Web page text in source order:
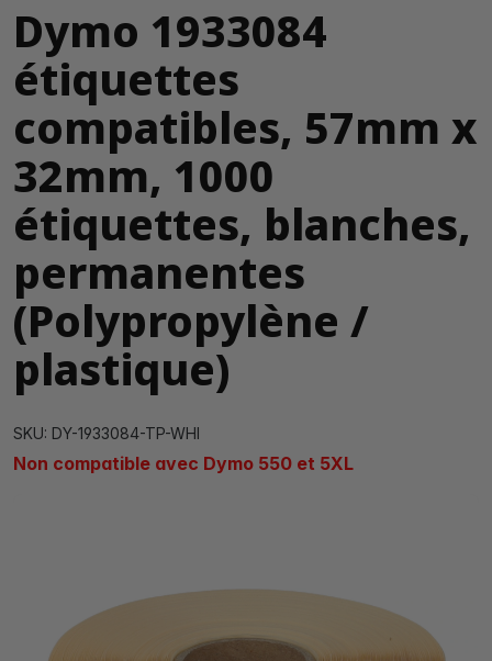
Dymo 1933084
étiquettes
compatibles, 57mm x
32mm, 1000
étiquettes, blanches,
permanentes
(Polypropylène /
plastique)
SKU: DY-1933084-TP-WHI
Non compatible avec Dymo 550 et 5XL